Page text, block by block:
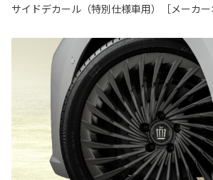
サイドデカール（特別仕様車用）［メーカー